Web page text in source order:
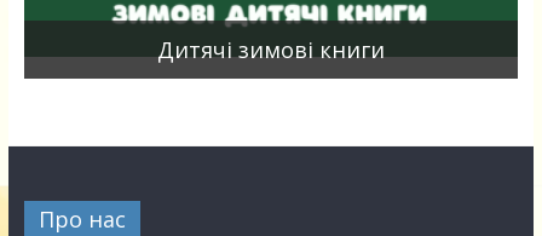
Дитячі зимові книги
Про нас